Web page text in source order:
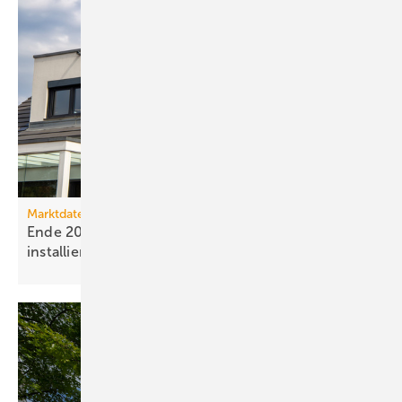
Marktdaten
Ende 2025 waren 4,8 Mio. Photovoltaik-Anlagen
installiert